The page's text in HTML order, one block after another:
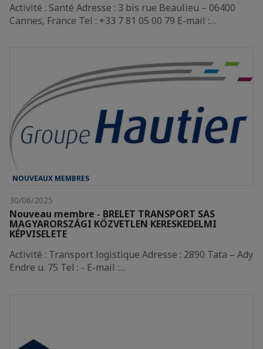
Activité : Santé Adresse : 3 bis rue Beaulieu – 06400
Cannes, France Tel : +33 7 81 05 00 79 E-mail :…
NOUVEAUX MEMBRES
30/06/2025
Nouveau membre - BRELET TRANSPORT SAS
MAGYARORSZÁGI KÖZVETLEN KERESKEDELMI
KÉPVISELETE
Activité : Transport logistique Adresse : 2890 Tata – Ady
Endre u. 75 Tel : - E-mail :…